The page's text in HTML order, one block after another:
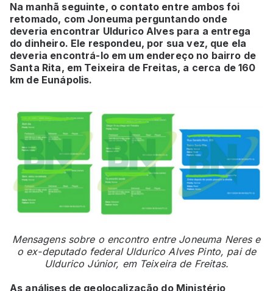
Na manhã seguinte, o contato entre ambos foi
retomado, com Joneuma perguntando onde
deveria encontrar Uldurico Alves para a entrega
do dinheiro. Ele respondeu, por sua vez, que ela
deveria encontrá-lo em um endereço no bairro de
Santa Rita, em Teixeira de Freitas, a cerca de 160
km de Eunápolis.
Mensagens sobre o encontro entre Joneuma Neres e
o ex-deputado federal Uldurico Alves Pinto, pai de
Uldurico Júnior, em Teixeira de Freitas.
As análises de geolocalização do Ministério